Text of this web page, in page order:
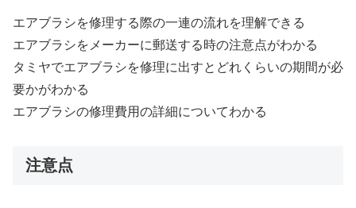
エアブラシを修理する際の一連の流れを理解できる
エアブラシをメーカーに郵送する時の注意点がわかる
タミヤでエアブラシを修理に出すとどれくらいの期間が必
要かがわかる
エアブラシの修理費用の詳細についてわかる
注意点